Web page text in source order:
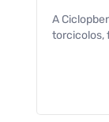
A
torcicolos,